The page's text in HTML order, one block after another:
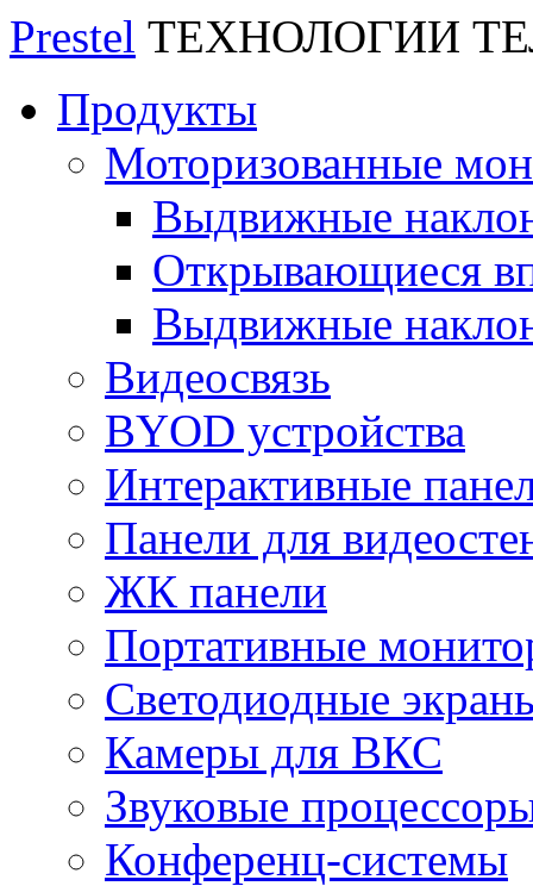
Prestel ТЕХНОЛОГИИ
Продукты
Моторизованные
Выдвижные
Открывающиеся
Выдвижные
Видеосвязь
BYOD устройства
Интерактивные
Панели для
ЖК панели
Портативные
Светодиодные
Камеры для ВКС
Звуковые
Конференц-системы